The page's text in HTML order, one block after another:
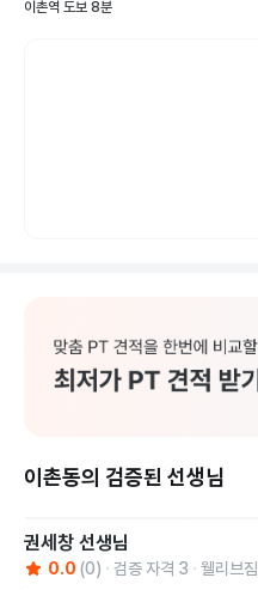
이촌역 도보 8분
이촌동의 검증된 선생님
권세창 선생님
0.0 (0) 검증 자격 3
웰리브짐